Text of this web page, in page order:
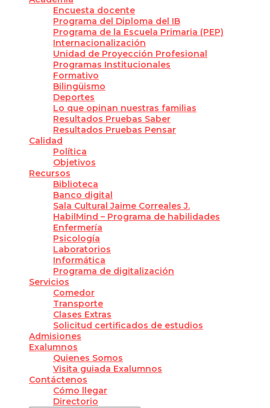
Encuesta docente
Programa del Diploma del IB
Programa de la Escuela Primaria (PEP)
Internacionalización
Unidad de Proyección Profesional
Programas Institucionales
Formativo
Bilingüismo
Deportes
Lo que opinan nuestras familias
Resultados Pruebas Saber
Resultados Pruebas Pensar
Calidad
Política
Objetivos
Recursos
Biblioteca
Banco digital
Sala Cultural Jaime Correales J.
HabilMind – Programa de habilidades
Enfermería
Psicología
Laboratorios
Informática
Programa de digitalización
Servicios
Comedor
Transporte
Clases Extras
Solicitud certificados de estudios
Admisiones
Exalumnos
Quienes Somos
Visita guiada Exalumnos
Contáctenos
Cómo llegar
Directorio